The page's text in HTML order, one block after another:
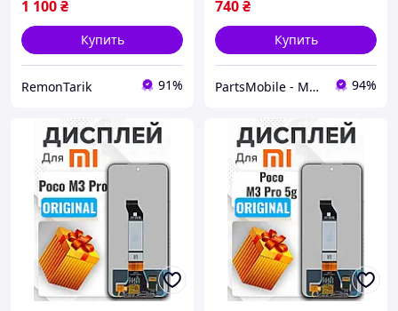
1 100₴
Купить
RemonTarik 91%
740₴
Купить
PartsMobile - Магазин запчастин (телефони, планшети, ноутбуки) 94%